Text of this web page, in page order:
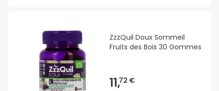
ZzzQuil Doux Sommeil
Fruits des Bois 30 Gommes
11,72 €